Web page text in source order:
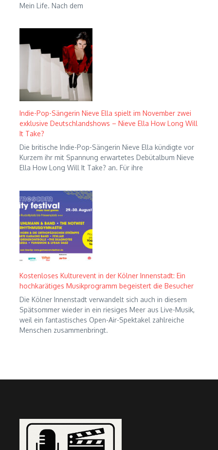
Mein Life. Nach dem
Indie-Pop-Sängerin Nieve Ella spielt im November zwei
exklusive Deutschlandshows – Nieve Ella How Long Will
It Take?
Die britische Indie-Pop-Sängerin Nieve Ella kündigte vor
Kurzem ihr mit Spannung erwartetes Debütalbum Nieve
Ella How Long Will It Take? an. Für ihre
Kostenloses Kulturevent in der Kölner Innenstadt: Ein
hochkarätiges Musikprogramm begeistert die Besucher
Die Kölner Innenstadt verwandelt sich auch in diesem
Spätsommer wieder in ein riesiges Meer aus Live-Musik,
weil ein fantastisches Open-Air-Spektakel zahlreiche
Menschen zusammenbringt.